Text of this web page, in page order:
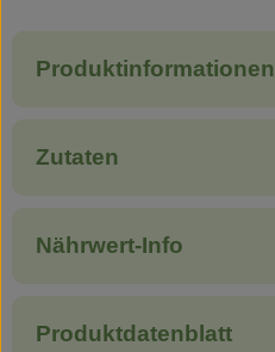
Produktinformationen
Zutaten
Nährwert-Info
Produktdatenblatt